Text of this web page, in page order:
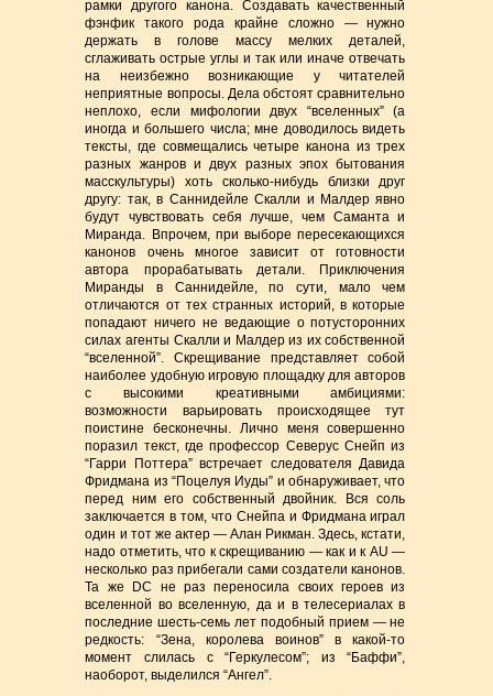
рамки другого канона. Создавать качественный
фэнфик такого рода крайне сложно — нужно
держать в голове массу мелких деталей,
сглаживать острые углы и так или иначе отвечать
на неизбежно возникающие у читателей
неприятные вопросы. Дела обстоят сравнительно
неплохо, если мифологии двух “вселенных” (а
иногда и большего числа; мне доводилось видеть
тексты, где совмещались четыре канона из трех
разных жанров и двух разных эпох бытования
масскультуры) хоть сколько-нибудь близки друг
другу: так, в Саннидейле Скалли и Малдер явно
будут чувствовать себя лучше, чем Саманта и
Миранда. Впрочем, при выборе пересекающихся
канонов очень многое зависит от готовности
автора прорабатывать детали. Приключения
Миранды в Саннидейле, по сути, мало чем
отличаются от тех странных историй, в которые
попадают ничего не ведающие о потусторонних
силах агенты Скалли и Малдер из их собственной
“вселенной”. Скрещивание представляет собой
наиболее удобную игровую площадку для авторов
с высокими креативными амбициями:
возможности варьировать происходящее тут
поистине бесконечны. Лично меня совершенно
поразил текст, где профессор Северус Снейп из
“Гарри Поттера” встречает следователя Давида
Фридмана из “Поцелуя Иуды” и обнаруживает, что
перед ним его собственный двойник. Вся соль
заключается в том, что Снейпа и Фридмана играл
один и тот же актер — Алан Рикман. Здесь, кстати,
надо отметить, что к скрещиванию — как и к AU —
несколько раз прибегали сами создатели канонов.
Та же DC не раз переносила своих героев из
вселенной во вселенную, да и в телесериалах в
последние шесть-семь лет подобный прием — не
редкость: “Зена, королева воинов” в какой-то
момент слилась с “Геркулесом”; из “Баффи”,
наоборот, выделился “Ангел”.